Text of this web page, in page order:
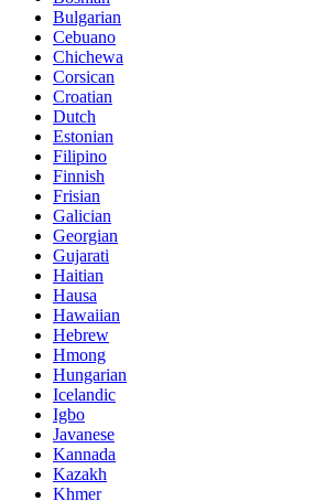
Bulgarian
Cebuano
Chichewa
Corsican
Croatian
Dutch
Estonian
Filipino
Finnish
Frisian
Galician
Georgian
Gujarati
Haitian
Hausa
Hawaiian
Hebrew
Hmong
Hungarian
Icelandic
Igbo
Javanese
Kannada
Kazakh
Khmer